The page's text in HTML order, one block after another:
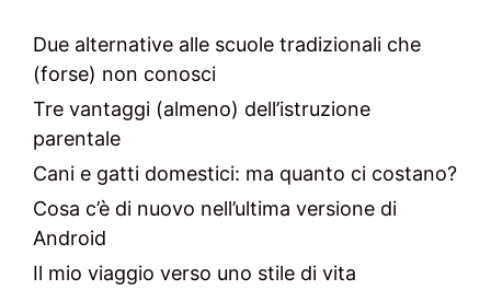
Due alternative alle scuole tradizionali che
(forse) non conosci
Tre vantaggi (almeno) dell’istruzione
parentale
Cani e gatti domestici: ma quanto ci costano?
Cosa c’è di nuovo nell’ultima versione di
Android
Il mio viaggio verso uno stile di vita